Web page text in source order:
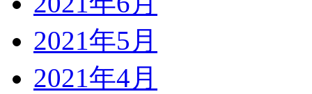
2021年5月
2021年4月